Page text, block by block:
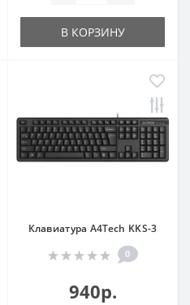
В КОРЗИНУ
Клавиатура A4Tech KKS-3
0
940р.